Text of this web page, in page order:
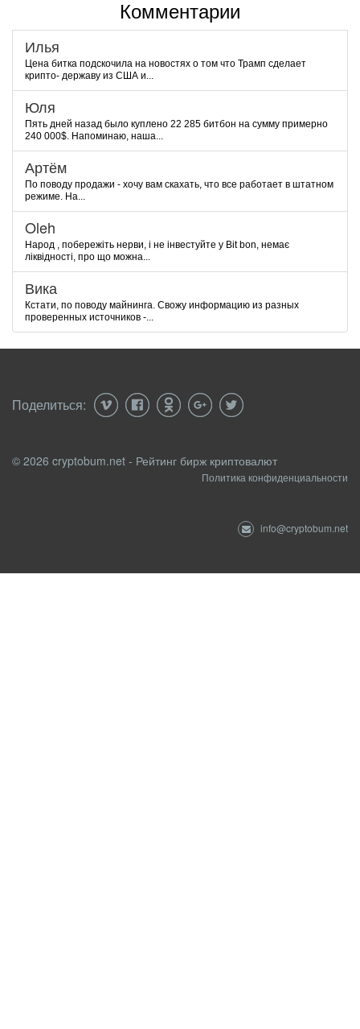
Комментарии
Илья
Цена битка подскочила на новостях о том что Трамп сделает
крипто- державу из США и...
Юля
Пять дней назад было куплено 22 285 битбон на сумму примерно
240 000$. Напоминаю, наша...
Артём
По поводу продажи - хочу вам скахать, что все работает в штатном
режиме. На...
Oleh
Народ , побережіть нерви, і не інвестуйте у Bit bon, немає
ліквідності, про що можна...
Вика
Кстати, по поводу майнинга. Свожу информацию из разных
проверенных источников -...
Поделиться:
© 2026 cryptobum.net - Рейтинг бирж криптовалют
Политика конфиденциальности
info@cryptobum.net